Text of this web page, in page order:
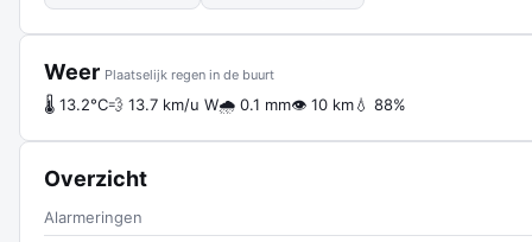
Weer Plaatselijk regen in de buurt
🌡 13.2°C💨 13.7 km/u W🌧 0.1 mm👁 10 km💧 88%
Overzicht
Alarmeringen